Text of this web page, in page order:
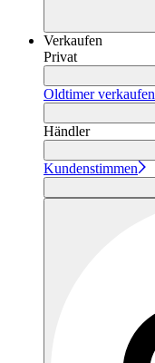
Verkaufen
Privat
Oldtimer verkaufen
Händler
Kundenstimmen